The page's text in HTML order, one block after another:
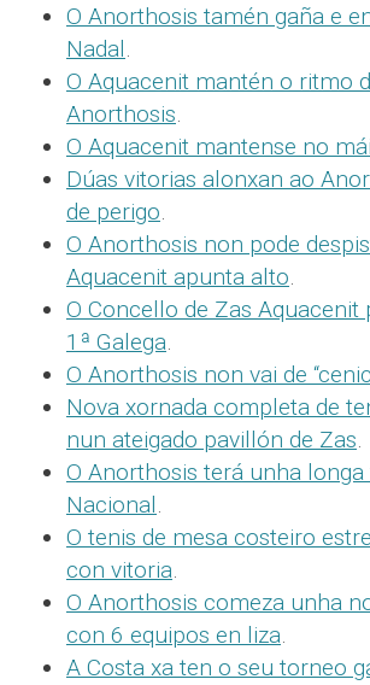
O Anorthosis tamén gaña e
Nadal.
O Aquacenit mantén o ritmo
Anorthosis.
O Aquacenit mantense no
Dúas vitorias alonxan ao
de perigo.
O Anorthosis non pode
Aquacenit apunta alto.
O Concello de Zas Aquacenit
1ª Galega.
O Anorthosis non vai de
Nova xornada completa de
nun ateigado pavillón de Zas.
O Anorthosis terá unha longa
Nacional.
O tenis de mesa costeiro
con vitoria.
O Anorthosis comeza unha
con 6 equipos en liza.
A Costa xa ten o seu torneo